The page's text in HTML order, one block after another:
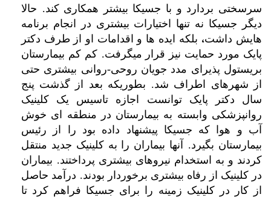
سرسختی بردارد و با جسیکا بیشتر همکاری کند. حالا
دیگر جسیکا نه تنها اختیارات بیشتری در انجام برنامه
هایش داشت، بلکه ایده ها و اقدامات او از طرف دکتر
پایک مورد حمایت نیز قرار میگرفت.کم کم بیمارستان
بریستول پذیرای مدد جویان روحی-روانی بیشتری حتی
از شهرهای اطراف شد. بطوریکه بعد از گذشت پنج
سال دکتر پایک توانست اجازه تاسیس یک کلینیک
روانپزشکی وابسته به بیمارستان در منطقه ای خوش
آب و هوا که جسیکا پیشنهاد داده بود را از رئیس
بیمارستان بگیرد.
آنها بیماران را به کلینیک جدید منتقل
کردند و به استخدام نیروهای بیشتری پرداختند. بیماران
در کلینیک از رفاه بیشتری برخوردار بودند. درآمد حاصل
از کار در کلینیک زمینه را برای جسیکا فراهم کرد تا